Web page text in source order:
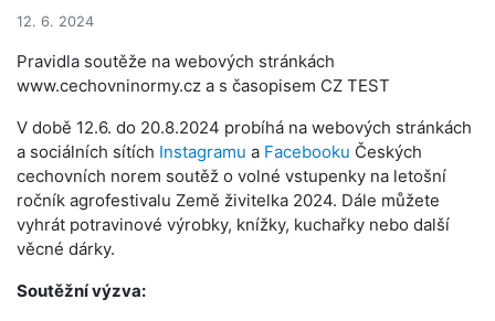
12. 6. 2024
Pravidla soutěže na webových stránkách
www.cechovninormy.cz a s časopisem CZ TEST
V době 12.6. do 20.8.2024 probíhá na webových stránkách
a sociálních sítích Instagramu a Facebooku Českých
cechovních norem soutěž o volné vstupenky na letošní
ročník agrofestivalu Země živitelka 2024. Dále můžete
vyhrát potravinové výrobky, knížky, kuchařky nebo další
věcné dárky.
Soutěžní výzva: